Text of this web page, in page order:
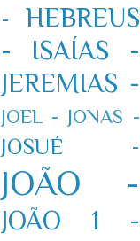
-
HEBREUS
-
ISAÍAS -
JEREMIAS -
JOEL - JONAS -
JOSUÉ -
JOÃO -
JOÃO 1 -